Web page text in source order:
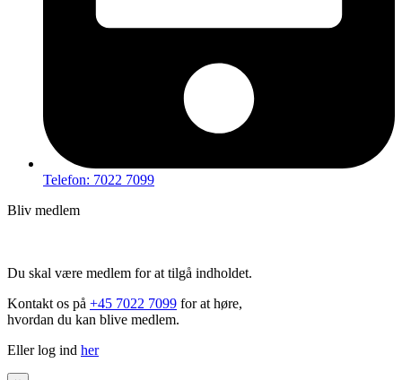
Telefon: 7022 7099
Bliv medlem
Du skal være medlem for at tilgå indholdet.
Kontakt os på +45 7022 7099 for at høre,
hvordan du kan blive medlem.
Eller log ind her